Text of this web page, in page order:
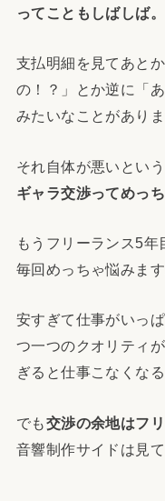
ってこともしばしば。
支払明細を見てあと
の！？」とか逆に「
みたいなことがあり
それ自体が悪いとい
ギャラ交渉ってめっ
もうフリーランス5
毎回めっちゃ悩みます
安すぎて仕事がいっ
つ一つのクオリティ
ぎると仕事こなくな
でも交渉の余地はフ
音響制作サイドは見